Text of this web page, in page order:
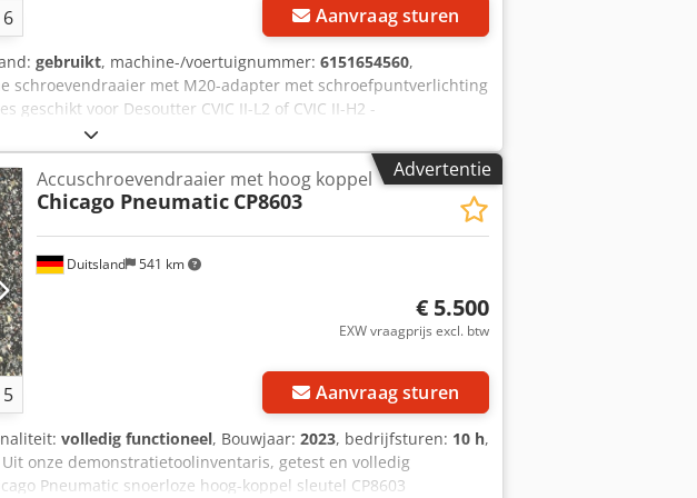
6 Aanvraag sturen
gebruikt, machine-/voertuignummer: 6151654560,
schroevendraaier met M20-adapter met schroefpuntverlichting
geschikt voor Desoutter CVIC II-L2 of CVIC II-H2 -
Csdpfx Ahjvxu Dvo Aoha Minimaal: 1,0 Nm Maximaal: 4,0 Nm
kg
Advertentie
5
Duitsland 541 km
Accuschroevendraaier met hoog koppel
Chicago Pneumatic CP8603
€ 5.500
EXW vraagprijs excl. btw
Aanvraag sturen
volledig functioneel, Bouwjaar: 2023, bedrijfsturen: 10 h,
Uit onze demonstratietoolinventaris, getest en volledig
Pneumatic snoerloze hoog-koppel sleutel CP8603